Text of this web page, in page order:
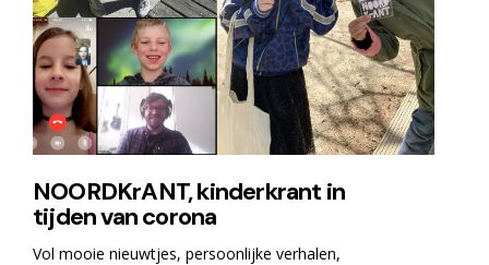
NOORDKrANT, kinderkrant in
tijden van corona
Vol mooie nieuwtjes, persoonlijke verhalen,